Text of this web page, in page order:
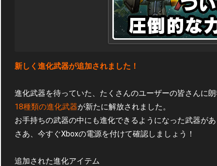
新しく進化武器が追加されました！
進化武器を待っていた、たくさんのユーザーの皆さんに
18種類の進化武器が新たに解放されました。
お手持ちの武器の中にも進化できるようになった武器が
さあ、今すぐXboxの電源を付けて確認しましょう！
追加された進化アイテム